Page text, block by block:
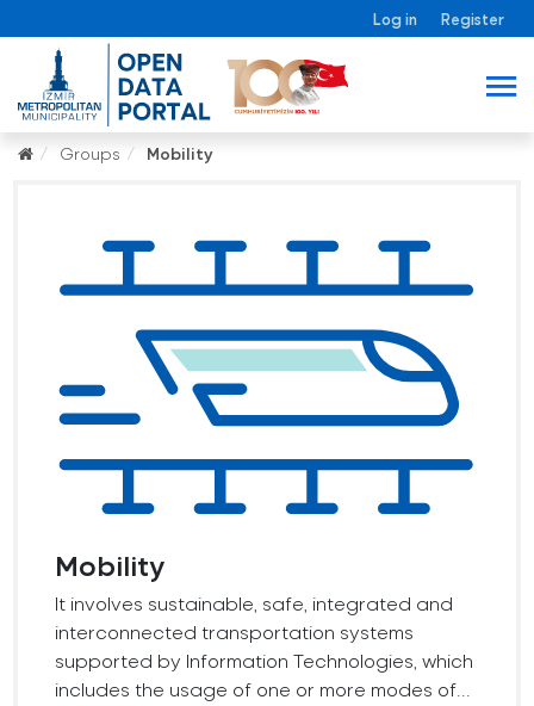
Log in Register
Groups Mobility
Mobility
It involves sustainable, safe, integrated and
interconnected transportation systems
supported by Information Technologies, which
includes the usage of one or more modes of...